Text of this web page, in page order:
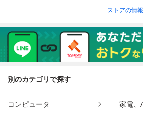
ストアの情報
別のカテゴリで探す
コンピュータ 家電、